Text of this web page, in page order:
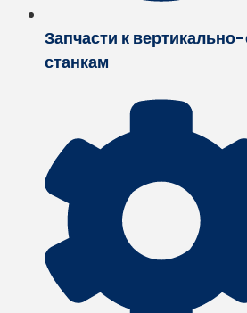
Запчасти к
станкам